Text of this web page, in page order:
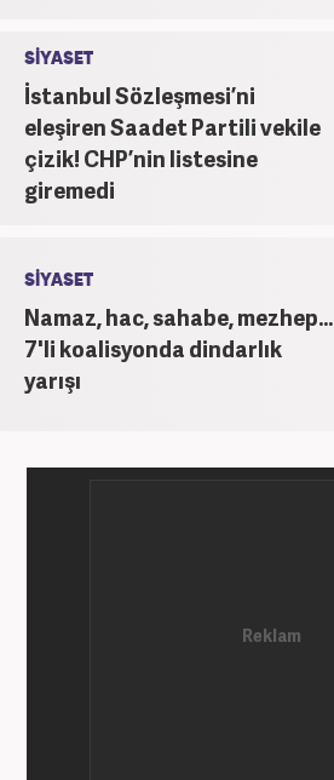
SİYASET
İstanbul Sözleşmesi’ni
eleşiren Saadet Partili vekile
çizik! CHP’nin listesine
giremedi
SİYASET
Namaz, hac, sahabe, mezhep...
7'li koalisyonda dindarlık
yarışı